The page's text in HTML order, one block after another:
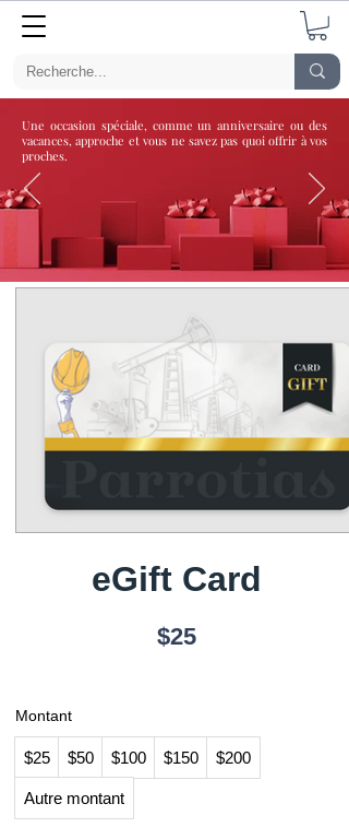
Une occasion spéciale, comme un anniversaire ou des
vacances, approche et vous ne savez pas quoi offrir à vos
proches.
eGift Card
$25
Montant
$25 $50 $100 $150 $200
Autre montant